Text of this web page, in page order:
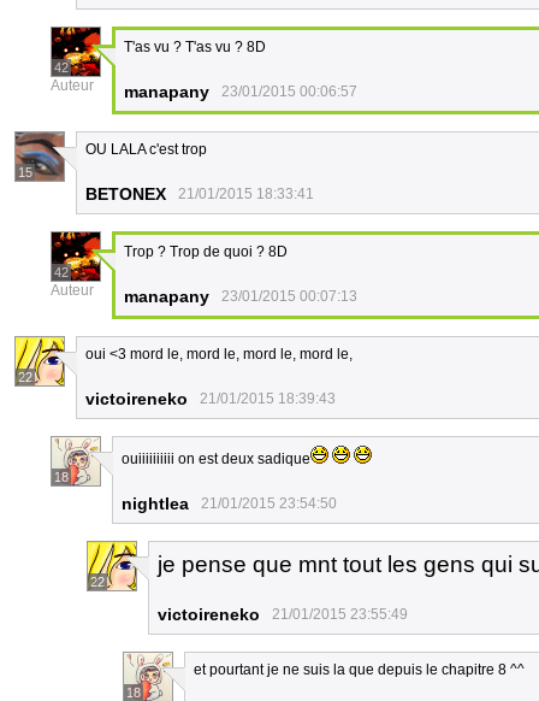
42
Auteur
T'as vu ? T'as vu ? 8D
manapany 23/01/2015 00:06:57
15
OU LALA c'est trop
BETONEX 21/01/2015 18:33:41
42
Auteur
Trop ? Trop de quoi ? 8D
manapany 23/01/2015 00:07:13
22
oui <3 mord le, mord le, mord le, mord le,
victoireneko 21/01/2015 18:39:43
18
ouiiiiiiiiii on est deux sadique
nightlea 21/01/2015 23:54:50
22
je pense que mnt tout les gens qui
victoireneko 21/01/2015 23:55:49
18
et pourtant je ne suis la que depuis le chapitre 8 ^^